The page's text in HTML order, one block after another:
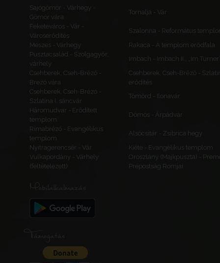
Sajógömör - Várhegy -
Gömör vára
Tornalja - Vár
Feketeváros - Vár -
Városerődítés
Szalonna - Református
Meszes - Várhegy
Rakaca - A templom erődfala
Pusztacsalád - Szolgagyőr,
várhely
Imbach - Imbach II., „Im
Csehberek, Cseh-Brézó -
Brezó vára
Csehberek, Cseh-Brézó -
erődítés
Csehberek, Cseh-Brézó -
Szlatina I. sáncvár
Tömörd - Ilonavár
Háromudvar - Erődített
templom
Dömös - Árpádvár
Rimabrézó - Evangélikus
templom
Alsócsitár - Zsibrica hegy
Nyitragerencsér - Vár
Kiéte - Evangélikus templom
Vulkapordány - Várhely
(feltételezett)
Oroszlány (Majkpuszta) -
Prépostság Romjai
Mobilalkalmazás
Támogatás